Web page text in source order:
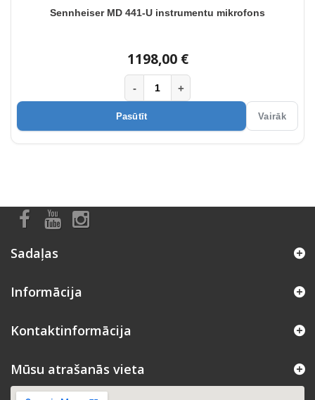
Sennheiser MD 441-U instrumentu mikrofons
1198,00 €
- +
Pasūtīt Vairāk
Sadaļas
Informācija
Kontaktinformācija
Mūsu atrašanās vieta